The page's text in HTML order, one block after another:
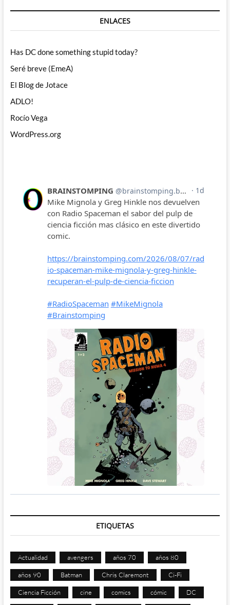
ENLACES
Has DC done something stupid today?
Seré breve (EmeA)
El Blog de Jotace
ADLO!
Rocío Vega
WordPress.org
ETIQUETAS
Actualidad avengers años 70 años 80
años 90 Batman Chris Claremont Ci-Fi
Ciencia Ficción cine comics cómic DC